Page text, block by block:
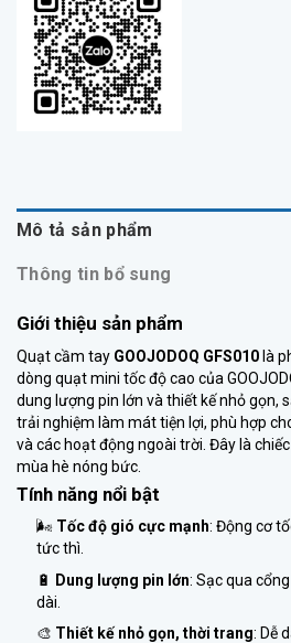
Mô tả sản phẩm
Thông tin bổ sung
Giới thiệu sản phẩm
Quạt cầm tay GOOJODOQ GFS010 là
dòng quạt mini tốc độ cao của
dung lượng pin lớn và thiết kế nhỏ gọn,
trải nghiệm làm mát tiện lợi, phù hợp
và các hoạt động ngoài trời. Đây là
mùa hè nóng bức.
Tính năng nổi bật
🌬️ Tốc độ gió cực mạnh: Động cơ
tức thì.
🔋 Dung lượng pin lớn: Sạc qua
dài.
🎨 Thiết kế nhỏ gọn, thời trang: Dễ